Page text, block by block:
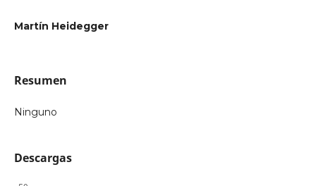
Martín Heidegger
Resumen
Ninguno
Descargas